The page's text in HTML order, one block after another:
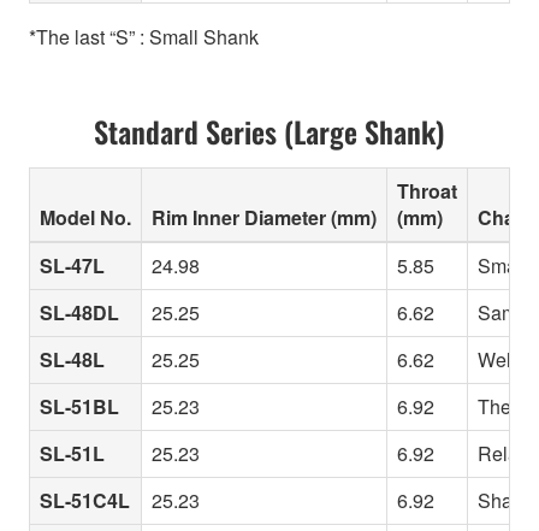
*The last “S” : Small Shank
Standard Series (Large Shank)
Model No. Rim Inner Diameter (mm)
Throat
(mm)
SL-47L
24.98 5.85
SL-48DL
25.25 6.62
Same
SL-48L
25.25 6.62
Well-
SL-51BL
25.23 6.92
The
SL-51L
25.23 6.92
SL-51C4L
25.23 6.92